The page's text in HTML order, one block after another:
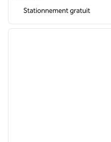
Stationnement gratuit
1 sur 10